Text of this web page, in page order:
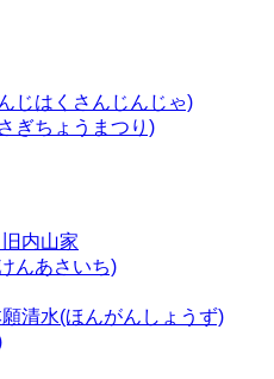
じはくさんじんじゃ)
ぎちょうまつり)
内山家
んあさいち)
清水(ほんがんしょうず)